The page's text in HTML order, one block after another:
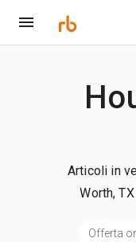
Articoli in
Worth,
Offerta